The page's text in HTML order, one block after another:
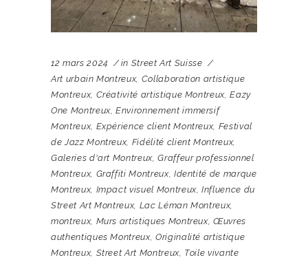
12 mars 2024 in Street Art Suisse
Art urbain Montreux, Collaboration artistique
Montreux, Créativité artistique Montreux ,Eazy
One Montreux,Environnement immersif
Montreux, Expérience client Montreux, Festival
de Jazz Montreux, Fidélité client Montreux,
Galeries d'art Montreux,Graffeur professionnel
Montreux, Graffiti Montreux, Identité de marque
Montreux, Impact visuel Montreux,Influence du
Street Art Montreux, Lac Léman Montreux,
montreux, Murs artistiques Montreux,Œuvres
authentiques Montreux, Originalité artistique
Montreux, Street Art Montreux, Toile vivante